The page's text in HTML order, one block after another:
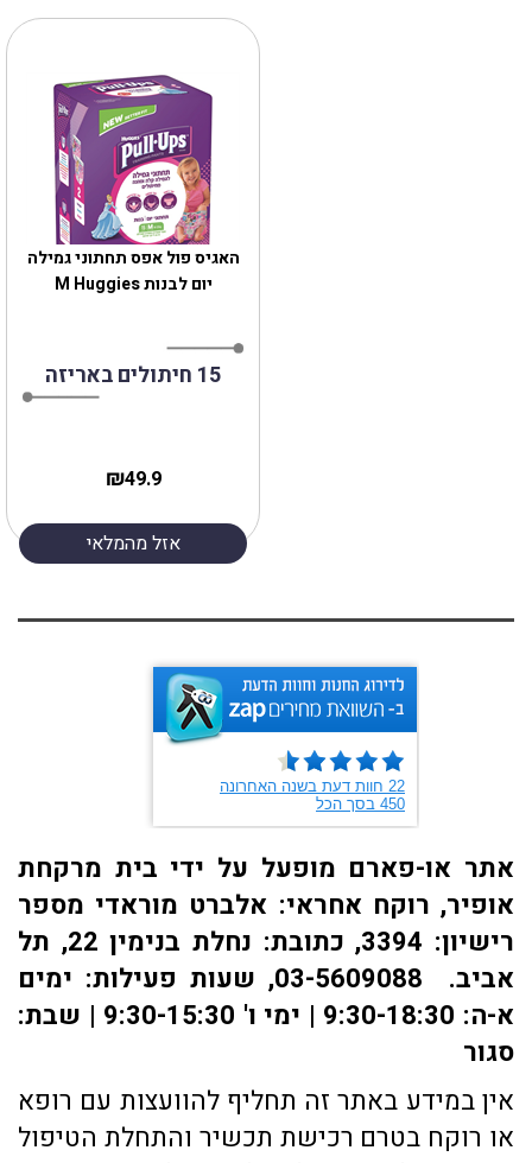
‎האגיס פול אפס תחתוני גמילה
15 חיתולים באריזה
49.9
₪
אזל מהמלאי
אתר או-פארם מופעל על ידי בית מרקחת
אופיר, רוקח אחראי: אלברט מוראדי מספר
רישיון: 3394, כתובת: ​נחלת בנימין 22, תל
אביב. 03-5609088, שעות פעילות: ימים
א-ה: 9:30-18:30 | ימי ו' 9:30-15:30 | שבת:
סגור
אין במידע באתר זה תחליף להוועצות עם רופא
או רוקח בטרם רכישת תכשיר והתחלת הטיפול